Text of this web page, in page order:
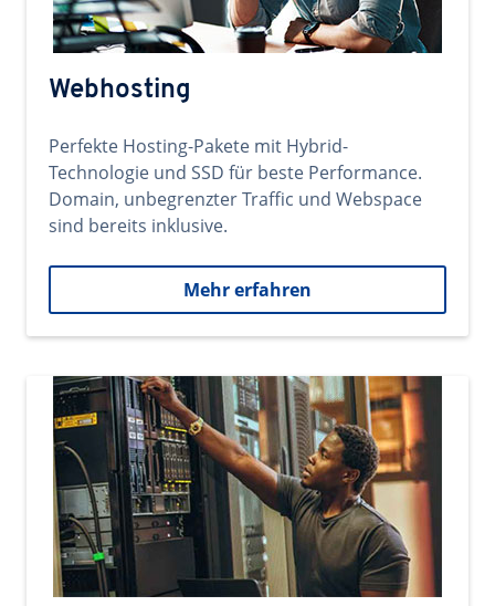
Webhosting
Perfekte Hosting-Pakete mit Hybrid-
Technologie und SSD für beste Performance.
Domain, unbegrenzter Traffic und Webspace
sind bereits inklusive.
Mehr erfahren